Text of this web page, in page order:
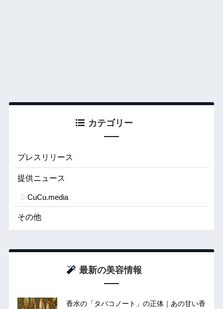
カテゴリー
プレスリリース
提供ニュース
CuCu.media
その他
最新の美容情報
香水の「タバコノート」の正体｜あの甘い香